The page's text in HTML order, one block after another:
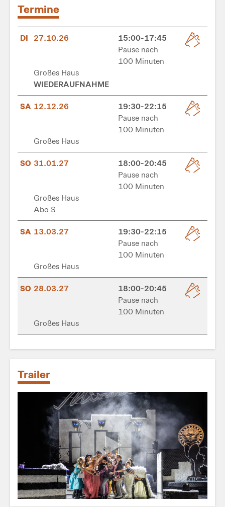
Termine
DI 27.10.26
15:00-17:45
Pause nach
100 Minuten
Großes Haus
WIEDERAUFNAHME
SA 12.12.26
19:30-22:15
Pause nach
100 Minuten
Großes Haus
SO 31.01.27
18:00-20:45
Pause nach
100 Minuten
Großes Haus
Abo S
SA 13.03.27
19:30-22:15
Pause nach
100 Minuten
Großes Haus
SO 28.03.27
18:00-20:45
Pause nach
100 Minuten
Großes Haus
Trailer